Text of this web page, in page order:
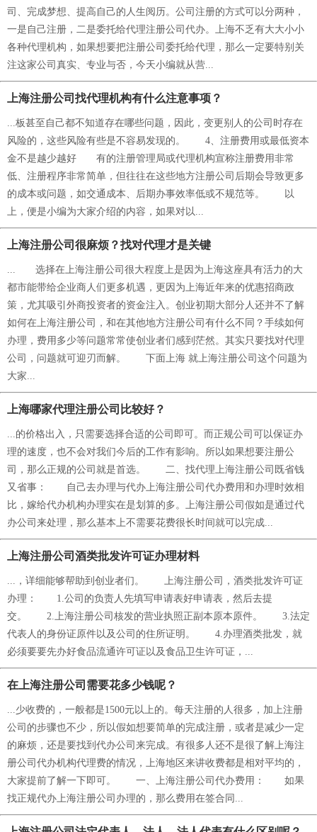
司、完成梦想、提高自己的人生阅历。公司注册的方式可以分两种，
一是自己注册，二是委托给代理注册公司代办。上海不乏有大大小小
各种代理机构，如果想要把注册公司委托给代理，那么一定要特别关
注这家公司真实、专业与否，今天小编就从营...
上海注册公司找代理机构有什么注意事项？
...板甚至自己都不知道存在哪些问题，因此，变更别人的公司时存在
风险的，这些风险有些是不容易发现的。 4、注册费用或最低资本
金不是越少越好 有的注册管理局或代理机构宣称注册费用非常
低、注册程序非常简单，但往往在这些地方注册公司后期会导致更多
的成本或问题，如交通成本、后期办事效率低或不规范等。 以
上，便是小编为大家介绍的内容，如果对以...
上海注册公司很麻烦？找对代理才是关键
... 选择在上海注册公司很大程度上是因为上海这座具有活力的大
都市能带给企业商人们更多机遇，更因为上海近年来的优惠招商政
策，尤其吸引外商投资者的资金注入。创业初期大部分人还并不了解
如何在上海注册公司，和在其他地方注册公司有什么不同？手续如何
办理，费用多少等问题常常使创业者们感到茫然。其实只要找对代理
公司，问题就可迎刃而解。 下面上海 就上海注册公司这个问题为
大家...
上海哪家代理注册公司比较好？
...的价格出入，只需要选择合适的公司即可。而正规公司可以保证办
理的速度，也不会对我们今后的工作有影响。所以如果想要注册公
司，那么正规的公司就是首选。 二、找代理上海注册公司既省钱
又省事： 自己去办理与代办上海注册公司代办费用和办理时效相
比，嫁给代办机构办理实在是划算的多。上海注册公司假如是通过代
办公司来处理，那么基本上不需要花费很长时间就可以完成...
上海注册公司酒类批发许可证办理材料
...，详细能够帮助到创业者们。 上海注册公司，酒类批发许可证
办理： 1.公司的负责人先填写申请表好申请表，然后去提
交。 2.上海注册公司核发的营业执照正副本原本原件。 3.法定
代表人的身份证原件以及公司的住所证明。 4.办理酒类批发，就
必须要要先办好食品流通许可证以及食品卫生许可证，...
在上海注册公司需要花多少钱呢？
...少收费的，一般都是1500元以上的。每天注册的人很多，加上注册
公司的步骤也不少，所以假如想要简单的完成注册，或者是减少一定
的麻烦，还是要找到代办公司来完成。有很多人还不是很了解上海注
册公司代办机构代理费的情况，上海地区来讲收费都是相对平均的，
大家提前了解一下即可。 一、上海注册公司代办费用： 如果
找正规代办上海注册公司办理的，那么费用在签合同...